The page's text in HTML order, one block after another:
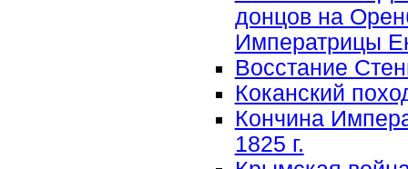
донцов на
Императрицы
Восстание
Коканский
Кончина
1825 г.